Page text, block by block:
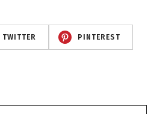
TWITTER PINTEREST